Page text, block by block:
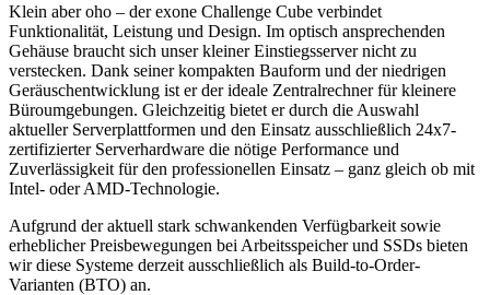
Klein aber oho – der exone Challenge Cube verbindet
Funktionalität, Leistung und Design. Im optisch ansprechenden
Gehäuse braucht sich unser kleiner Einstiegsserver nicht zu
verstecken. Dank seiner kompakten Bauform und der niedrigen
Geräuschentwicklung ist er der ideale Zentralrechner für kleinere
Büroumgebungen. Gleichzeitig bietet er durch die Auswahl
aktueller Serverplattformen und den Einsatz ausschließlich 24x7-
zertifizierter Serverhardware die nötige Performance und
Zuverlässigkeit für den professionellen Einsatz – ganz gleich ob mit
Intel- oder AMD-Technologie.
Aufgrund der aktuell stark schwankenden Verfügbarkeit sowie
erheblicher Preisbewegungen bei Arbeitsspeicher und SSDs bieten
wir diese Systeme derzeit ausschließlich als Build-to-Order-
Varianten (BTO) an.